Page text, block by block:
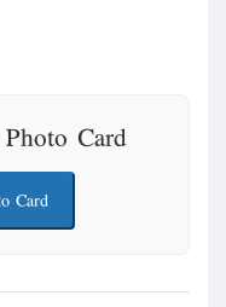
Card
Card